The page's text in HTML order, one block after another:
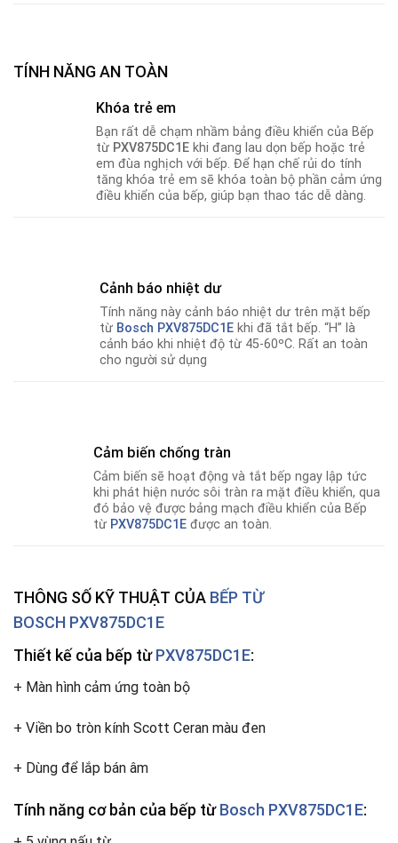
TÍNH NĂNG AN TOÀN
Khóa trẻ em
Bạn rất dễ chạm nhầm bảng điều khiển của Bếp
từ PXV875DC1E khi đang lau dọn bếp hoặc trẻ
em đùa nghịch với bếp. Để hạn chế rủi do tính
tăng khóa trẻ em sẽ khóa toàn bộ phần cảm ứng
điều khiển của bếp, giúp bạn thao tác dễ dàng.
Cảnh báo nhiệt dư
Tính năng này cảnh báo nhiệt dư trên mặt bếp
từ Bosch PXV875DC1E khi đã tắt bếp. “H” là
cảnh báo khi nhiệt độ từ 45-60ºC. Rất an toàn
cho người sử dụng
Cảm biến chống tràn
Cảm biến sẽ hoạt động và tắt bếp ngay lập tức
khi phát hiện nước sôi tràn ra mặt điều khiển, qua
đó bảo vệ được bảng mạch điều khiển của Bếp
từ PXV875DC1E được an toàn.
THÔNG SỐ KỸ THUẬT CỦA BẾP TỪ
BOSCH PXV875DC1E
Thiết kế của bếp từPXV875DC1E:
+ Màn hình cảm ứng toàn bộ
+ Viền bo tròn kính Scott Ceran màu đen
+ Dùng để lắp bán âm
Tính năng cơ bản của bếp từBosch PXV875DC1E: